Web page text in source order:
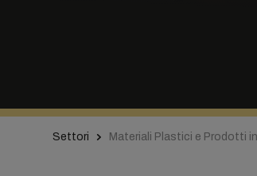
Settori Materiali Plastici e Prodotti